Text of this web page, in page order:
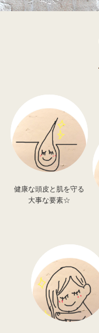
健康な頭皮と肌を守る
大事な要素☆